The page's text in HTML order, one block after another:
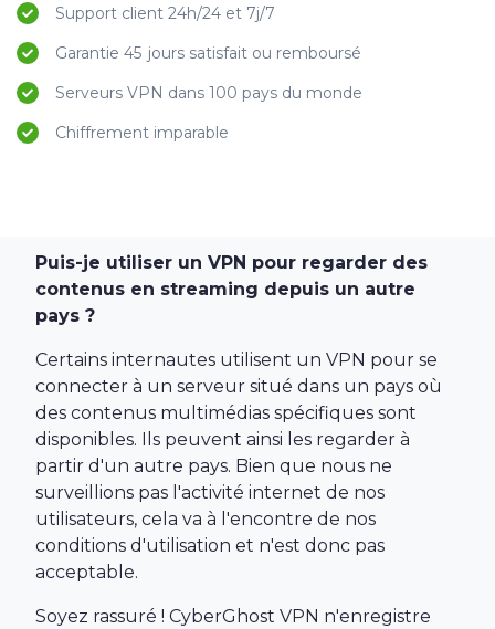
Support client 24h/24 et 7j/7
Garantie 45 jours satisfait ou remboursé
Serveurs VPN dans 100 pays du monde
Chiffrement imparable
Puis-je utiliser un VPN pour regarder des
contenus en streaming depuis un autre
pays ?
Certains internautes utilisent un VPN pour se
connecter à un serveur situé dans un pays où
des contenus multimédias spécifiques sont
disponibles. Ils peuvent ainsi les regarder à
partir d'un autre pays. Bien que nous ne
surveillions pas l'activité internet de nos
utilisateurs, cela va à l'encontre de nos
conditions d'utilisation et n'est donc pas
acceptable.
Soyez rassuré ! CyberGhost VPN n'enregistre